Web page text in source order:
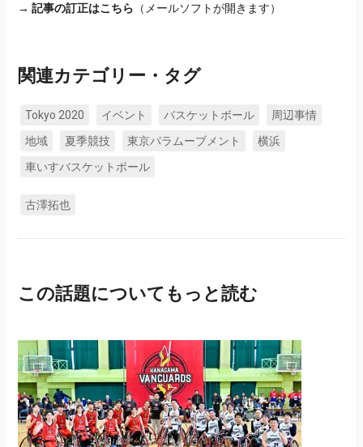
→ 記事の訂正はこちら （メールソフトが開きます）
関連カテゴリー・タグ
Tokyo 2020 イベント バスケットボール
周辺事情
地域
夏季競技 東京パラムーブメント
横浜
車いすバスケットボール
古澤拓也
この話題についてもっと読む